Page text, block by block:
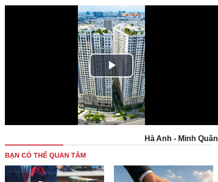
Play
Video
Hà Anh - Minh Quân
BẠN CÓ THỂ QUAN TÂM